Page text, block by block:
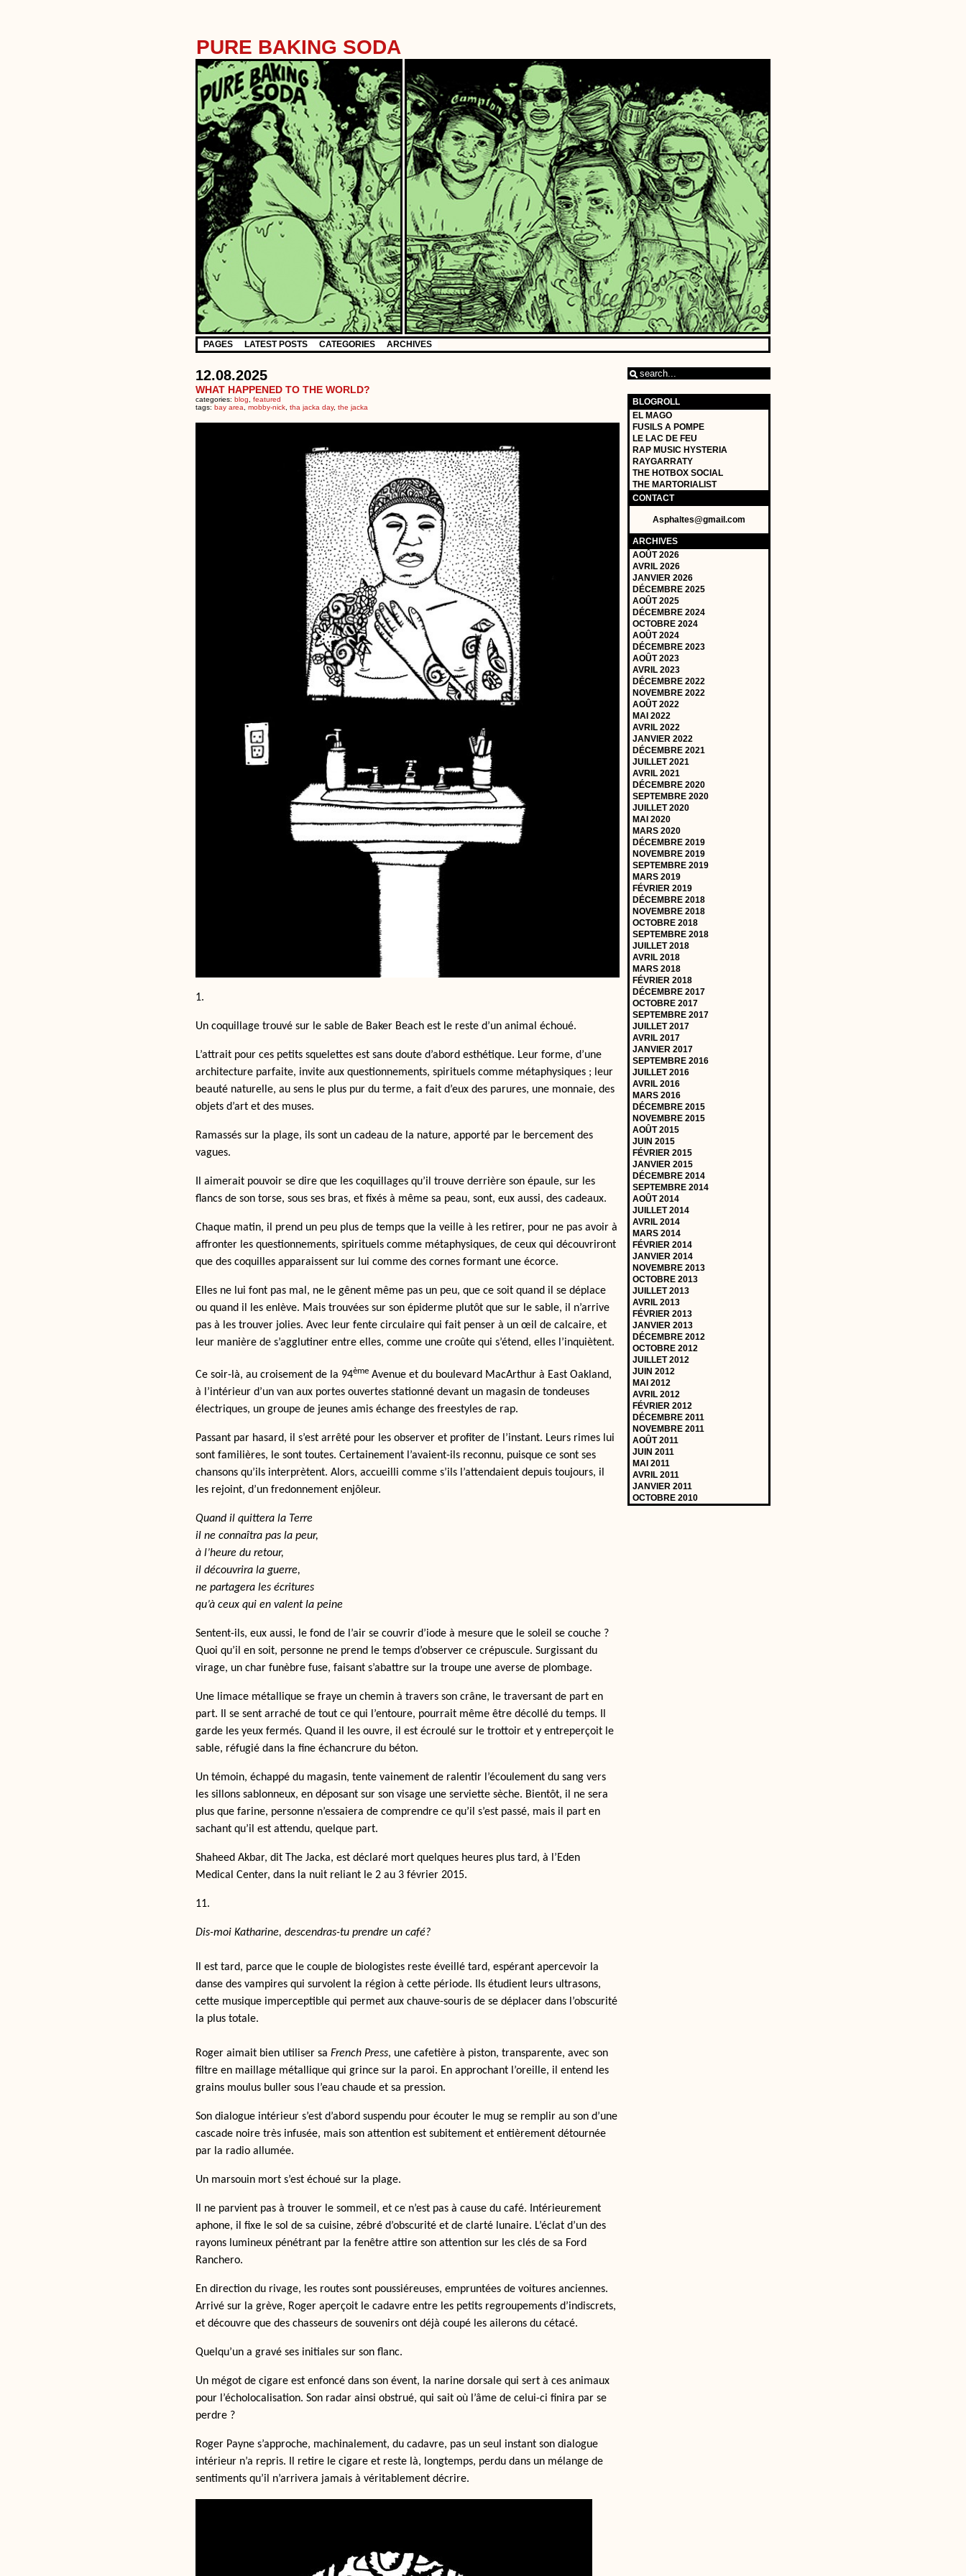
PURE BAKING SODA
PAGES LATEST POSTS CATEGORIES ARCHIVES
12.08.2025
WHAT HAPPENED TO THE WORLD?
categories: blog
featured
tags: bay area mobby-nick tha jacka day, the jacka
1.
Un coquillage trouvé sur le sable de Baker Beach est le reste d’un animal échoué.
L’attrait pour ces petits squelettes est sans doute d’abord esthétique. Leur forme, d’une
architecture parfaite, invite aux questionnements, spirituels comme métaphysiques ; leur
beauté naturelle, au sens le plus pur du terme, a fait d’eux des parures, une monnaie, des
objets d’art et des muses.
Ramassés sur la plage, ils sont un cadeau de la nature, apporté par le bercement des
vagues.
Il aimerait pouvoir se dire que les coquillages qu’il trouve derrière son épaule, sur les
flancs de son torse, sous ses bras, et fixés à même sa peau, sont, eux aussi, des cadeaux.
Chaque matin, il prend un peu plus de temps que la veille à les retirer, pour ne pas avoir à
affronter les questionnements, spirituels comme métaphysiques, de ceux qui découvriront
que des coquilles apparaissent sur lui comme des cornes formant une écorce.
Elles ne lui font pas mal, ne le gênent même pas un peu, que ce soit quand il se déplace
ou quand il les enlève. Mais trouvées sur son épiderme plutôt que sur le sable, il n’arrive
pas à les trouver jolies. Avec leur fente circulaire qui fait penser à un œil de calcaire, et
leur manière de s’agglutiner entre elles, comme une croûte qui s’étend, elles l’inquiètent.
Ce soir-là, au croisement de la 94ème Avenue et du boulevard MacArthur à East Oakland,
à l’intérieur d’un van aux portes ouvertes stationné devant un magasin de tondeuses
électriques, un groupe de jeunes amis échange des freestyles de rap.
Passant par hasard, il s’est arrêté pour les observer et profiter de l’instant. Leurs rimes lui
sont familières, le sont toutes. Certainement l’avaient-ils reconnu, puisque ce sont ses
chansons qu’ils interprètent. Alors, accueilli comme s’ils l’attendaient depuis toujours, il
les rejoint, d’un fredonnement enjôleur.
Quand il quittera la Terre
il ne connaîtra pas la peur,
à l’heure du retour,
il découvrira la guerre,
ne partagera les écritures
qu’à ceux qui en valent la peine
Sentent-ils, eux aussi, le fond de l’air se couvrir d’iode à mesure que le soleil se couche ?
Quoi qu’il en soit, personne ne prend le temps d’observer ce crépuscule. Surgissant du
virage, un char funèbre fuse, faisant s’abattre sur la troupe une averse de plombage.
Une limace métallique se fraye un chemin à travers son crâne, le traversant de part en
part. Il se sent arraché de tout ce qui l’entoure, pourrait même être décollé du temps. Il
garde les yeux fermés. Quand il les ouvre, il est écroulé sur le trottoir et y entreperçoit le
sable, réfugié dans la fine échancrure du béton.
Un témoin, échappé du magasin, tente vainement de ralentir l’écoulement du sang vers
les sillons sablonneux, en déposant sur son visage une serviette sèche. Bientôt, il ne sera
plus que farine, personne n’essaiera de comprendre ce qu’il s’est passé, mais il part en
sachant qu’il est attendu, quelque part.
Shaheed Akbar, dit The Jacka, est déclaré mort quelques heures plus tard, à l’Eden
Medical Center, dans la nuit reliant le 2 au 3 février 2015.
11.
Dis-moi Katharine, descendras-tu prendre un café?
Il est tard, parce que le couple de biologistes reste éveillé tard, espérant apercevoir la
danse des vampires qui survolent la région à cette période. Ils étudient leurs ultrasons,
cette musique imperceptible qui permet aux chauve-souris de se déplacer dans l’obscurité
la plus totale.
Roger aimait bien utiliser sa French Press, une cafetière à piston, transparente, avec son
filtre en maillage métallique qui grince sur la paroi. En approchant l’oreille, il entend les
grains moulus buller sous l’eau chaude et sa pression.
Son dialogue intérieur s’est d’abord suspendu pour écouter le mug se remplir au son d’une
cascade noire très infusée, mais son attention est subitement et entièrement détournée
par la radio allumée.
Un marsouin mort s’est échoué sur la plage.
Il ne parvient pas à trouver le sommeil, et ce n’est pas à cause du café. Intérieurement
aphone, il fixe le sol de sa cuisine, zébré d’obscurité et de clarté lunaire. L’éclat d’un des
rayons lumineux pénétrant par la fenêtre attire son attention sur les clés de sa Ford
Ranchero.
En direction du rivage, les routes sont poussiéreuses, empruntées de voitures anciennes.
Arrivé sur la grève, Roger aperçoit le cadavre entre les petits regroupements d’indiscrets,
et découvre que des chasseurs de souvenirs ont déjà coupé les ailerons du cétacé.
Quelqu’un a gravé ses initiales sur son flanc.
Un mégot de cigare est enfoncé dans son évent, la narine dorsale qui sert à ces animaux
pour l’écholocalisation. Son radar ainsi obstrué, qui sait où l’âme de celui-ci finira par se
perdre ?
Roger Payne s’approche, machinalement, du cadavre, pas un seul instant son dialogue
intérieur n’a repris. Il retire le cigare et reste là, longtemps, perdu dans un mélange de
sentiments qu’il n’arrivera jamais à véritablement décrire.
BLOGROLL
EL MAGO
FUSILS A POMPE
LE LAC DE FEU
RAP MUSIC HYSTERIA
RAYGARRATY
THE HOTBOX SOCIAL
THE MARTORIALIST
CONTACT
Asphaltes@gmail.com
ARCHIVES
AOÛT 2026
AVRIL 2026
JANVIER 2026
DÉCEMBRE 2025
AOÛT 2025
DÉCEMBRE 2024
OCTOBRE 2024
AOÛT 2024
DÉCEMBRE 2023
AOÛT 2023
AVRIL 2023
DÉCEMBRE 2022
NOVEMBRE 2022
AOÛT 2022
MAI 2022
AVRIL 2022
JANVIER 2022
DÉCEMBRE 2021
JUILLET 2021
AVRIL 2021
DÉCEMBRE 2020
SEPTEMBRE 2020
JUILLET 2020
MAI 2020
MARS 2020
DÉCEMBRE 2019
NOVEMBRE 2019
SEPTEMBRE 2019
MARS 2019
FÉVRIER 2019
DÉCEMBRE 2018
NOVEMBRE 2018
OCTOBRE 2018
SEPTEMBRE 2018
JUILLET 2018
AVRIL 2018
MARS 2018
FÉVRIER 2018
DÉCEMBRE 2017
OCTOBRE 2017
SEPTEMBRE 2017
JUILLET 2017
AVRIL 2017
JANVIER 2017
SEPTEMBRE 2016
JUILLET 2016
AVRIL 2016
MARS 2016
DÉCEMBRE 2015
NOVEMBRE 2015
AOÛT 2015
JUIN 2015
FÉVRIER 2015
JANVIER 2015
DÉCEMBRE 2014
SEPTEMBRE 2014
AOÛT 2014
JUILLET 2014
AVRIL 2014
MARS 2014
FÉVRIER 2014
JANVIER 2014
NOVEMBRE 2013
OCTOBRE 2013
JUILLET 2013
AVRIL 2013
FÉVRIER 2013
JANVIER 2013
DÉCEMBRE 2012
OCTOBRE 2012
JUILLET 2012
JUIN 2012
MAI 2012
AVRIL 2012
FÉVRIER 2012
DÉCEMBRE 2011
NOVEMBRE 2011
AOÛT 2011
JUIN 2011
MAI 2011
AVRIL 2011
JANVIER 2011
OCTOBRE 2010